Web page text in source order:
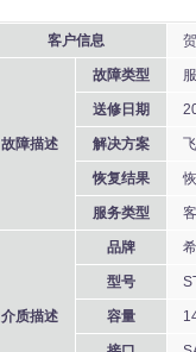
客户信息
故障描述
故障类型
送修日期
解决方案
恢复结果
服务类型
介质描述
品牌
型号
容量